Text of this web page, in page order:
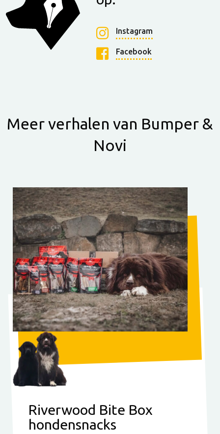
Instagram
Facebook
Meer verhalen van Bumper &
Novi
Riverwood Bite Box
hondensnacks